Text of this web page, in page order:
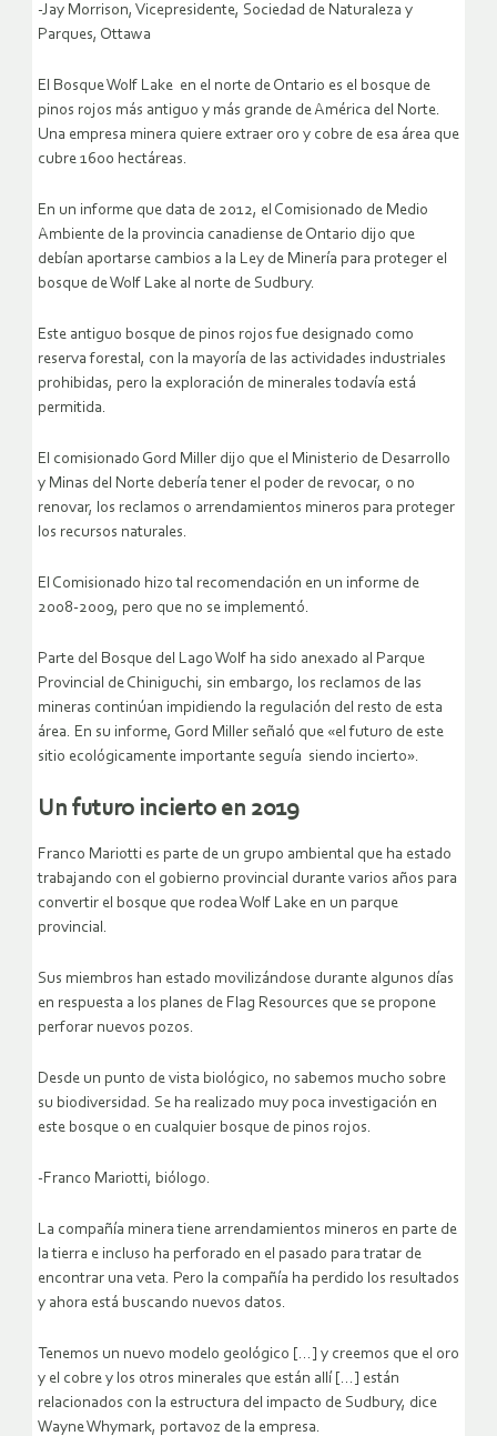
-Jay Morrison, Vicepresidente, Sociedad de Naturaleza y
Parques, Ottawa
El Bosque Wolf Lake en el norte de Ontario es el bosque de
pinos rojos más antiguo y más grande de América del Norte.
Una empresa minera quiere extraer oro y cobre de esa área que
cubre 1600 hectáreas.
En un informe que data de 2012, el Comisionado de Medio
Ambiente de la provincia canadiense de Ontario dijo que
debían aportarse cambios a la Ley de Minería para proteger el
bosque de Wolf Lake al norte de Sudbury.
Este antiguo bosque de pinos rojos fue designado como
reserva forestal, con la mayoría de las actividades industriales
prohibidas, pero la exploración de minerales todavía está
permitida.
El comisionado Gord Miller dijo que el Ministerio de Desarrollo
y Minas del Norte debería tener el poder de revocar, o no
renovar, los reclamos o arrendamientos mineros para proteger
los recursos naturales.
El Comisionado hizo tal recomendación en un informe de
2008-2009, pero que no se implementó.
Parte del Bosque del Lago Wolf ha sido anexado al Parque
Provincial de Chiniguchi, sin embargo, los reclamos de las
mineras continúan impidiendo la regulación del resto de esta
área. En su informe, Gord Miller señaló que «el futuro de este
sitio ecológicamente importante seguía siendo incierto».
Un futuro incierto en 2019
Franco Mariotti es parte de un grupo ambiental que ha estado
trabajando con el gobierno provincial durante varios años para
convertir el bosque que rodea Wolf Lake en un parque
provincial.
Sus miembros han estado movilizándose durante algunos días
en respuesta a los planes de Flag Resources que se propone
perforar nuevos pozos.
Desde un punto de vista biológico, no sabemos mucho sobre
su biodiversidad. Se ha realizado muy poca investigación en
este bosque o en cualquier bosque de pinos rojos.
-Franco Mariotti, biólogo.
La compañía minera tiene arrendamientos mineros en parte de
la tierra e incluso ha perforado en el pasado para tratar de
encontrar una veta. Pero la compañía ha perdido los resultados
y ahora está buscando nuevos datos.
Tenemos un nuevo modelo geológico […] y creemos que el oro
y el cobre y los otros minerales que están allí […] están
relacionados con la estructura del impacto de Sudbury, dice
Wayne Whymark, portavoz de la empresa.